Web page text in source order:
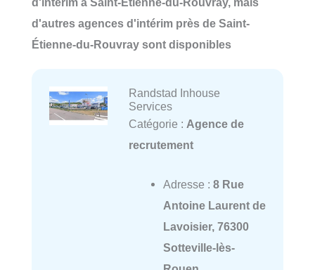
d'autres agences d'intérim près de Saint-
Étienne-du-Rouvray sont disponibles
Randstad Inhouse
Services
Catégorie : Agence de
recrutement
Adresse : 8 Rue
Antoine Laurent de
Lavoisier, 76300
Sotteville-lès-